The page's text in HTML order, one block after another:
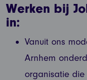
Werken bij
in:
Vanuit ons
Arnhem
organisatie die